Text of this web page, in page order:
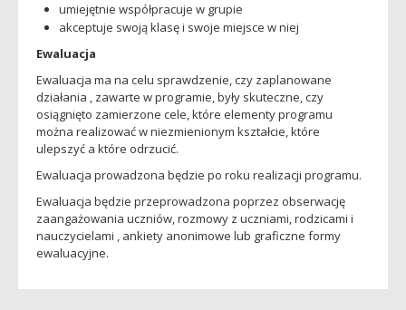
umiejętnie współpracuje w grupie
akceptuje swoją klasę i swoje miejsce w niej
Ewaluacja
Ewaluacja ma na celu sprawdzenie, czy zaplanowane
działania , zawarte w programie, były skuteczne, czy
osiągnięto zamierzone cele, które elementy programu
można realizować w niezmienionym kształcie, które
ulepszyć a które odrzucić.
Ewaluacja prowadzona będzie po roku realizacji programu.
Ewaluacja będzie przeprowadzona poprzez obserwację
zaangażowania uczniów, rozmowy z uczniami, rodzicami i
nauczycielami , ankiety anonimowe lub graficzne formy
ewaluacyjne.